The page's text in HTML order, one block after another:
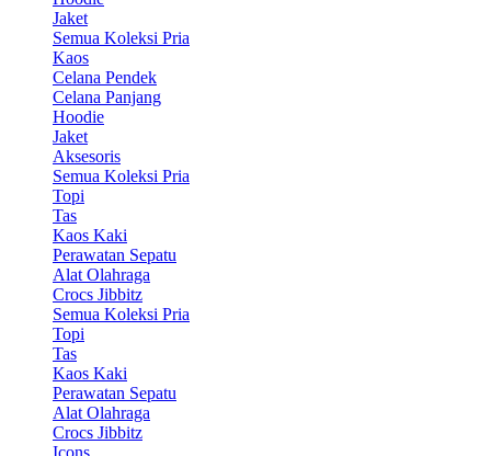
Jaket
Semua Koleksi Pria
Kaos
Celana Pendek
Celana Panjang
Hoodie
Jaket
Aksesoris
Semua Koleksi Pria
Topi
Tas
Kaos Kaki
Perawatan Sepatu
Alat Olahraga
Crocs Jibbitz
Semua Koleksi Pria
Topi
Tas
Kaos Kaki
Perawatan Sepatu
Alat Olahraga
Crocs Jibbitz
Icons